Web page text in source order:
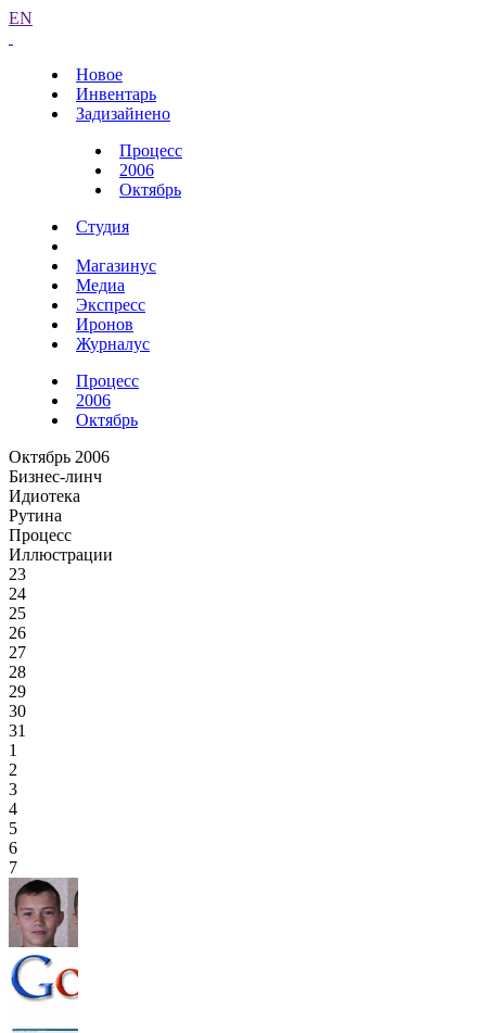
EN
Новое
Инвентарь
Задизайнено
Процесс
2006
Октябрь
Студия
Магазинус
Медиа
Экспресс
Иронов
Журналус
Процесс
2006
Октябрь
Октябрь 2006
Бизнес-линч
Идиотека
Рутина
Процесс
Иллюстрации
23
24
25
26
27
28
29
30
31
1
2
3
4
5
6
7